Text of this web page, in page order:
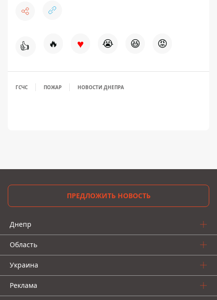
👍 🔥 ♥ 😭 😆 😡
ГСЧС ПОЖАР НОВОСТИ ДНЕПРА
ПРЕДЛОЖИТЬ НОВОСТЬ
Днепр
Область
Украина
Реклама